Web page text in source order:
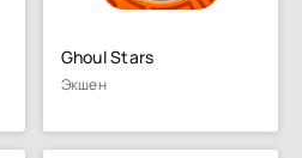
Ghoul Stars
Экшен